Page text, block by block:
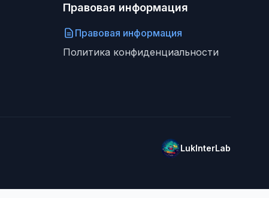
Правовая информация
Правовая информация
Политика конфиденциальности
LukInterLab